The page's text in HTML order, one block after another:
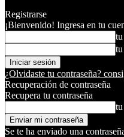
Registrarse
¡Bienvenido! Ingresa en tu
tu
¿Olvidaste tu contraseña?
Recuperación de contraseña
Recupera tu contraseña
Se te ha enviado una